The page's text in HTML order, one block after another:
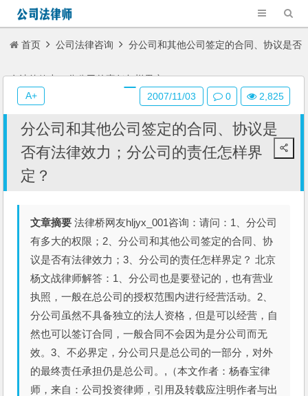
首页 公司法律咨询 分公司和其他公司签定的合同、协议是否
有法律效力；分公司的责任怎样界定？
分公司和其他公司签定的合同、协议是
否有法律效力；分公司的责任怎样界
定？
文章摘要 法律桥网友hljyx_001咨询：请问：1、分公司
有多大的权限；2、分公司和其他公司签定的合同、协
议是否有法律效力；3、分公司的责任怎样界定？ 北京
杨文战律师解答：1、分公司也是要登记的，也有营业
执照，一般在总公司的授权范围内进行经营活动。2、
分公司虽然不具备独立的法人资格，但是可以经营，自
然也可以签订合同，一般合同不会因为是分公司而无
效。3、不必界定，分公司只是总公司的一部分，对外
的最终责任承担仍是总公司。,（本文作者：杨春宝律
师，来自：公司投资律师，引用及转载应注明作者与出
2007/11/03 0 2,825
A+